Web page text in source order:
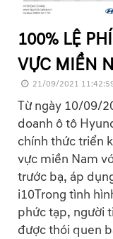
100% LỆ
VỰC MIỀN
21/09/2021
Từ ngày 10/09/
doanh ô tô
chính thức triển
vực miền Nam
trước bạ, áp
i10Trong tình
phức tạp, người
được thói quen